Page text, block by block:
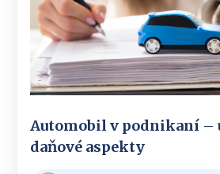
Automobil v podnikaní –
daňové aspekty